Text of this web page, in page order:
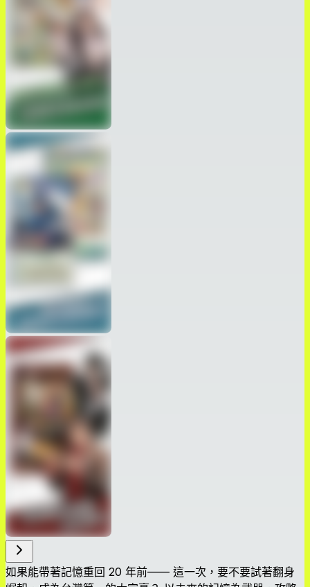
如果能帶著記憶重回 20 年前—— 這一次，要不要試著翻身